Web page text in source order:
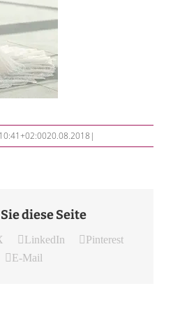
20.08.2018 |
diese Seite
LinkedIn
Pinterest
E-Mail